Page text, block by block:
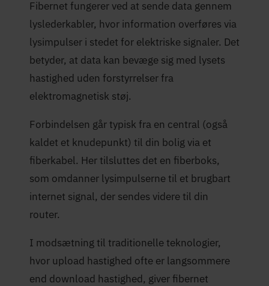
Fibernet fungerer ved at sende data gennem
lyslederkabler, hvor information overføres via
lysimpulser i stedet for elektriske signaler. Det
betyder, at data kan bevæge sig med lysets
hastighed uden forstyrrelser fra
elektromagnetisk støj.
Forbindelsen går typisk fra en central (også
kaldet et knudepunkt) til din bolig via et
fiberkabel. Her tilsluttes det en fiberboks,
som omdanner lysimpulserne til et brugbart
internet signal, der sendes videre til din
router.
I modsætning til traditionelle teknologier,
hvor upload hastighed ofte er langsommere
end download hastighed, giver fibernet